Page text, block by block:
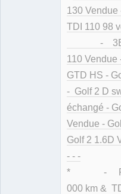
130 Vendue
TDI 110 98
- 3B Vr5
110 Vendue
GTD HS
- Golf 2 D
échangé -
Vendue -
Golf 2 1.6D
- - -
* -
000 km &